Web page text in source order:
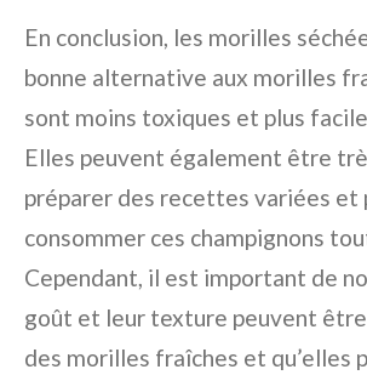
En conclusion, les morilles
bonne alternative aux morilles
sont moins toxiques et plus
Elles peuvent également être
préparer des recettes variées et
consommer ces champignons
Cependant, il est important de
goût et leur texture peuvent
des morilles fraîches et qu’elles